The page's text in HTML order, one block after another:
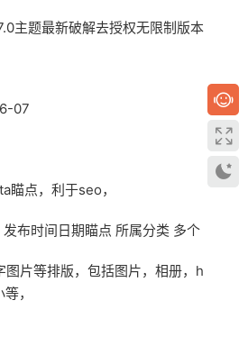
主题最新破解去授权无限制版本
07
瞄点，利于seo，
布时间日期瞄点 所属分类 多个
图片等排版，包括图片，相册，h
，